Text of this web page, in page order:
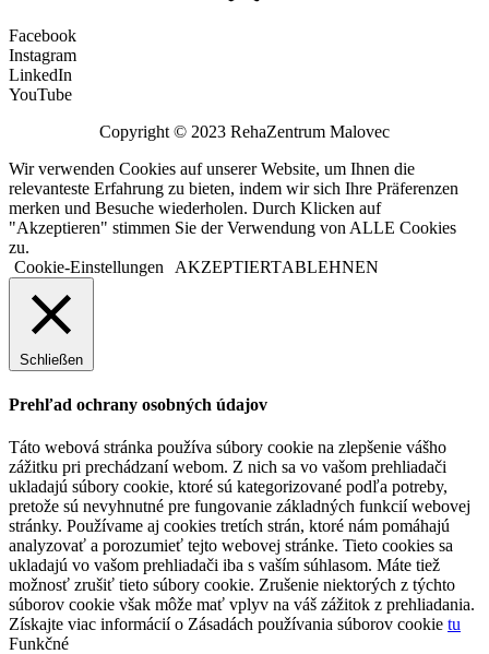
Facebook
Instagram
LinkedIn
YouTube
Copyright © 2023 RehaZentrum Malovec
Wir verwenden Cookies auf unserer Website, um Ihnen die
relevanteste Erfahrung zu bieten, indem wir sich Ihre Präferenzen
merken und Besuche wiederholen. Durch Klicken auf
"Akzeptieren" stimmen Sie der Verwendung von ALLE Cookies
zu.
Cookie-Einstellungen
AKZEPTIERTABLEHNEN
Schließen
Prehľad ochrany osobných údajov
Táto webová stránka používa súbory cookie na zlepšenie vášho
zážitku pri prechádzaní webom. Z nich sa vo vašom prehliadači
ukladajú súbory cookie, ktoré sú kategorizované podľa potreby,
pretože sú nevyhnutné pre fungovanie základných funkcií webovej
stránky. Používame aj cookies tretích strán, ktoré nám pomáhajú
analyzovať a porozumieť tejto webovej stránke. Tieto cookies sa
ukladajú vo vašom prehliadači iba s vaším súhlasom. Máte tiež
možnosť zrušiť tieto súbory cookie. Zrušenie niektorých z týchto
súborov cookie však môže mať vplyv na váš zážitok z prehliadania.
Získajte viac informácií o Zásadách používania súborov cookie tu
Funkčné